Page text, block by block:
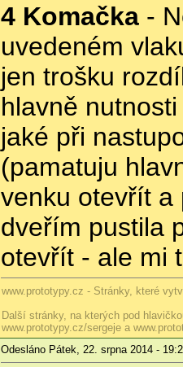
4 Komačka -
uvedeném
jen trošku
hlavně
jaké při
(pamatuju
venku otevřít a
dveřím pustila
otevřít - ale mi
www.prototypy.cz - Stránky, které
Další stránky, na kterých pod
www.prototypy.cz/sergeje a
Odesláno Pátek, 22. srpna 2014 -